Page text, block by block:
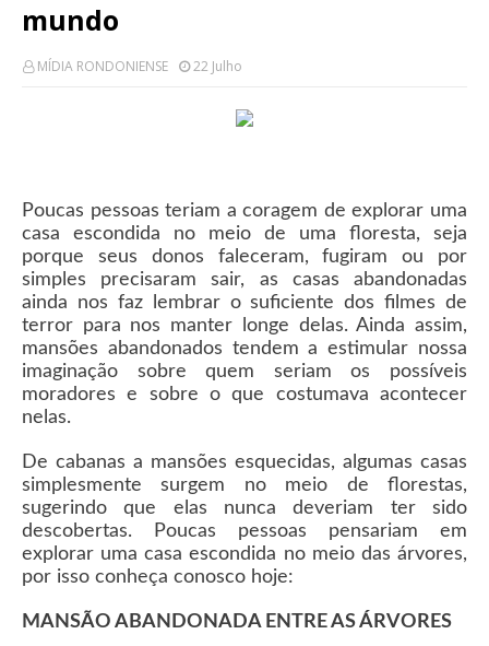
mundo
MÍDIA RONDONIENSE 22 Julho
Poucas pessoas teriam a coragem de explorar uma
casa escondida no meio de uma floresta, seja
porque seus donos faleceram, fugiram ou por
simples precisaram sair, as casas abandonadas
ainda nos faz lembrar o suficiente dos filmes de
terror para nos manter longe delas. Ainda assim,
mansões abandonados tendem a estimular nossa
imaginação sobre quem seriam os possíveis
moradores e sobre o que costumava acontecer
nelas.
De cabanas a mansões esquecidas, algumas casas
simplesmente surgem no meio de florestas,
sugerindo que elas nunca deveriam ter sido
descobertas. Poucas pessoas pensariam em
explorar uma casa escondida no meio das árvores,
por isso conheça conosco hoje:
MANSÃO ABANDONADA ENTRE AS ÁRVORES